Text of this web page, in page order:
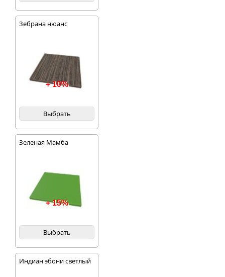
Зебрана нюанс
+ 10%
Выбрать
Зеленая Мамба
+ 15%
Выбрать
Индиан эбони светлый